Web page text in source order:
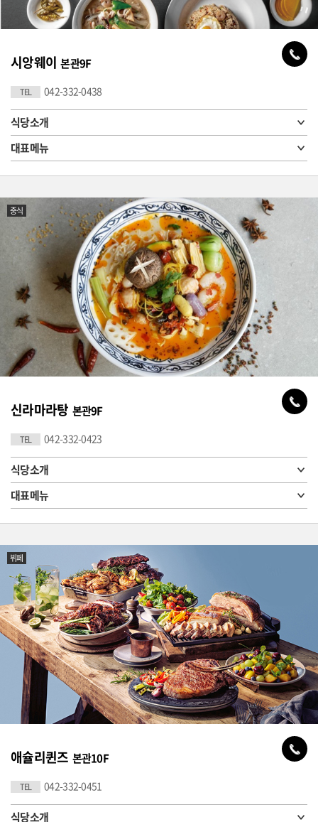
시앙웨이 본관9F
TEL 042-332-0438
식당소개
대표메뉴
중식
신라마라탕 본관9F
TEL 042-332-0423
식당소개
대표메뉴
뷔페
애슐리퀸즈 본관10F
TEL 042-332-0451
식당소개